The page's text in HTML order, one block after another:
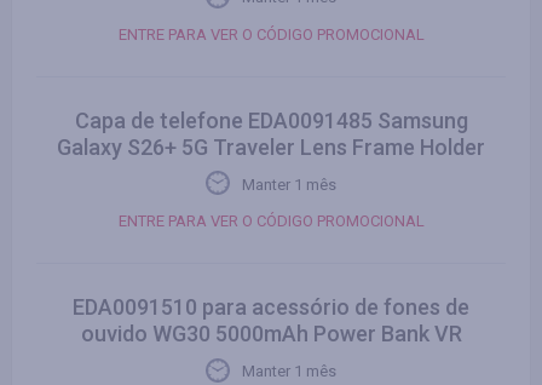
ENTRE PARA VER O CÓDIGO PROMOCIONAL
Capa de telefone EDA0091485 Samsung
Galaxy S26+ 5G Traveler Lens Frame Holder
Manter 1 mês
ENTRE PARA VER O CÓDIGO PROMOCIONAL
EDA0091510 para acessório de fones de
ouvido WG30 5000mAh Power Bank VR
Manter 1 mês